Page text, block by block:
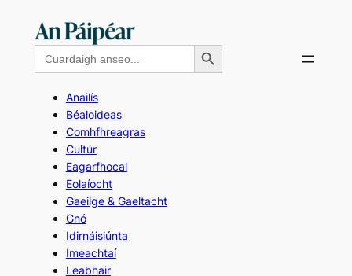
contentSearch
for:
Search Button
Anailís
Béaloideas
Comhfhreagras
Cultúr
Eagarfhocal
Eolaíocht
Gaeilge & Gaeltacht
Gnó
Idirnáisiúnta
Imeachtaí
Leabhair